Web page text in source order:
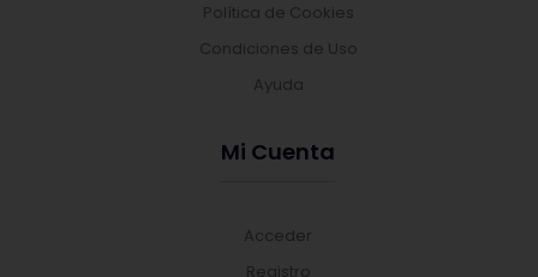
Política de Cookies
Condiciones de Uso
Ayuda
Mi Cuenta
Acceder
Registro